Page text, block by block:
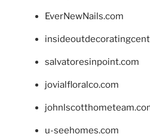
EverNewNails.com
salvatoresinpoint.com
jovialfloralco.com
u-seehomes.com